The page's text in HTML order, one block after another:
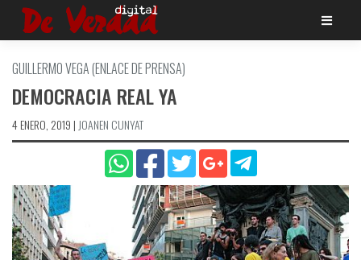
Saltar
GUILLERMO VEGA (ENLACE DE PRENSA)
DEMOCRACIA REAL YA
4 ENERO, 2019 | JOANEN CUNYAT